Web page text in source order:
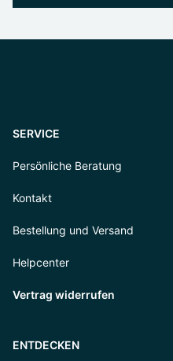
SERVICE
Persönliche Beratung
Kontakt
Bestellung und Versand
Helpcenter
Vertrag widerrufen
ENTDECKEN